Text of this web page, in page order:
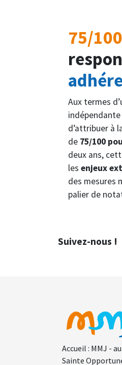
75/100
Aux termes
d’attribuer à
de 75/100
deux ans,
les enjeux
des mesures
palier de
Suivez-nous !
Accueil : MMJ -
Sainte